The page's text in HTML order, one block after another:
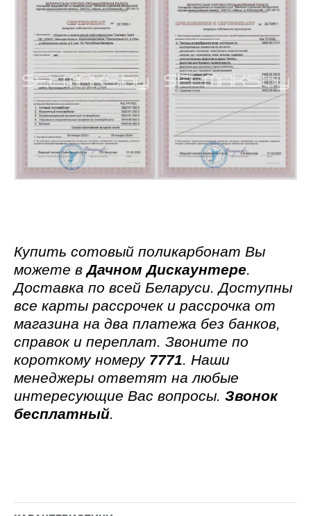
Купить сотовый поликарбонат Вы
можете вДачном Дискаунтере.
Доставка по всей Беларуси. Доступны
все карты рассрочек и рассрочка от
магазина на два платежа без банков,
справок и переплат. Звоните по
короткому номеру 7771. Наши
менеджеры ответят на любые
интересующие Вас вопросы. Звонок
бесплатный.